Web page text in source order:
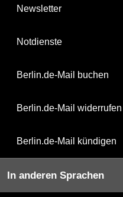
Newsletter
Notdienste
Berlin.de-Mail buchen
Berlin.de-Mail widerrufen
Berlin.de-Mail kündigen
In anderen Sprachen